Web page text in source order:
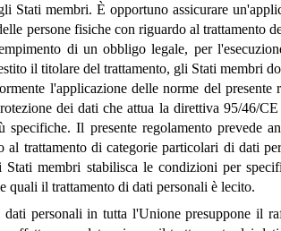
Stati membri. È opportuno assicurare
persone fisiche con riguardo al trattamento
di un obbligo legale, per
il titolare del trattamento, gli Stati membri
l'applicazione delle norme del
dei dati che attua la direttiva 95/46/
specifiche. Il presente regolamento prevede
al trattamento di categorie particolari di dati
membri stabilisca le condizioni per
quali il trattamento di dati personali è lecito.
personali in tutta l'Unione presuppone il